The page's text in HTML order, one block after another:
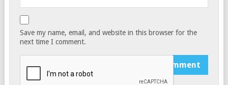
Save my name, email, and website in this browser for the
next time I comment.